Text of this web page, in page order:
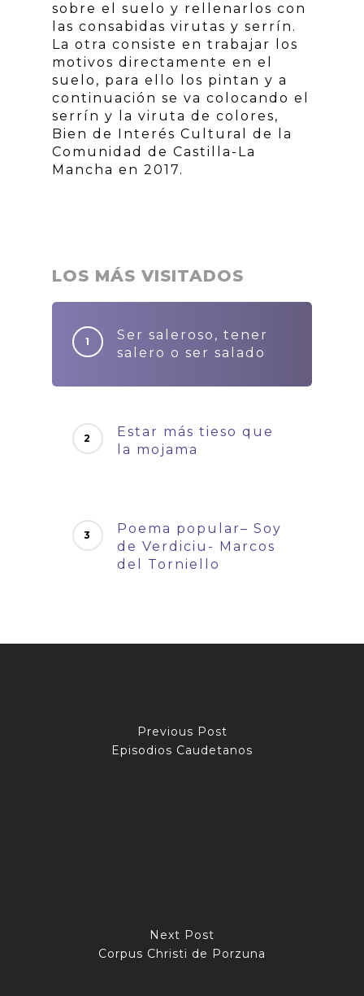
sobre el suelo y rellenarlos con
las consabidas virutas y serrín.
La otra consiste en trabajar los
motivos directamente en el
suelo, para ello los pintan y a
continuación se va colocando el
serrín y la viruta de colores,
Bien de Interés Cultural de la
Comunidad de Castilla-La
Mancha en 2017.
LOS MÁS VISITADOS
Ser saleroso, tener
salero o ser salado
Estar más tieso que
la mojama
Poema popular– Soy
de Verdiciu- Marcos
del Torniello
Previous Post
Episodios Caudetanos
Next Post
Corpus Christi de Porzuna